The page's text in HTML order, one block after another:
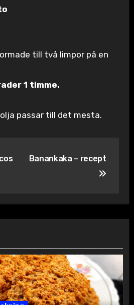
till två limpor på en
1 timme.
passar till det mesta.
Banankaka – recept